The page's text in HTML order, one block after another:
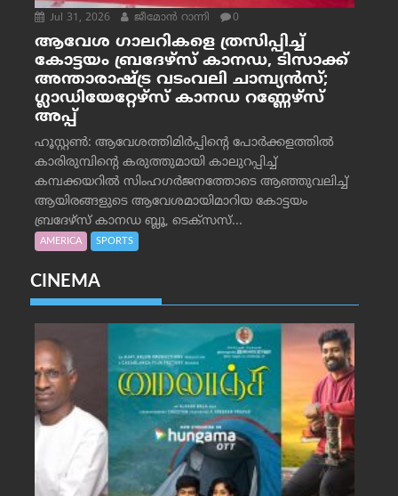
Jul 31, 2026 ജീമോന്‍ റാന്നി 0
ആവേശ ഗാലറികളെ ത്രസിപ്പിച്ച്
കോട്ടയം ബ്രദേഴ്‌സ് കാനഡ, ടിസാക്ക്
അന്താരാഷ്ട്ര വടംവലി ചാമ്പ്യന്‍സ്;
ഗ്ലാഡിയേറ്റേഴ്‌സ് കാനഡ റണ്ണേഴ്‌സ്
അപ്പ്
ഹൂസ്റ്റണ്‍: ആവേശത്തിമിര്‍പ്പിന്റെ പോര്‍ക്കളത്തില്‍
കാരിരുമ്പിന്റെ കരുത്തുമായി കാലുറപ്പിച്ച്
കമ്പക്കയറില്‍ സിംഹഗര്‍ജനത്തോടെ ആഞ്ഞുവലിച്ച്
ആയിരങ്ങളുടെ ആവേശമായിമാറിയ കോട്ടയം
ബ്രദേഴ്‌സ് കാനഡ ബ്ലൂ, ടെക്‌സസ്...
AMERICA SPORTS
CINEMA